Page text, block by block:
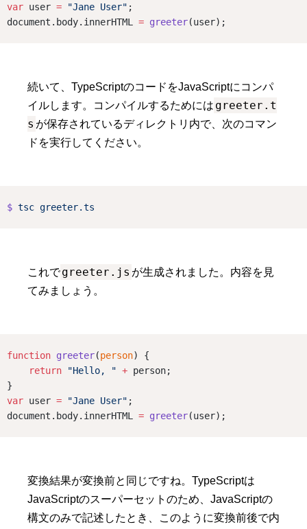
var user = "Jane User" ;
document.body.innerHTML = greeter(user);
続いて、TypeScriptのコードをJavaScriptにコンパ
イルします。コンパイルするためには greeter.t
s が保存されているディレクトリ内で、次のコマン
ドを実行してください。
$ tsc greeter.ts
これでgreeter.js が生成されました。内容を見
てみましょう。
function greeter(person) {
return
"Hello, " + person;
}
var user = "Jane User" ;
document.body.innerHTML = greeter(user);
変換結果が変換前と同じですね。TypeScriptは
JavaScriptのスーパーセットのため、JavaScriptの
構文のみで記述したとき、このように変換前後で内